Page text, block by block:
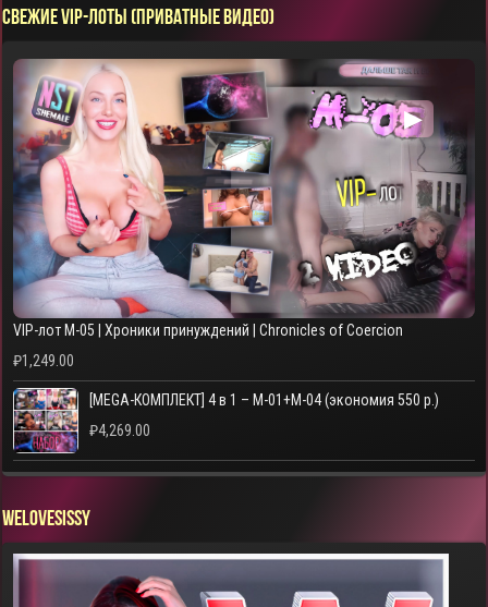
СВЕЖИЕ VIP-ЛОТЫ (ПРИВАТНЫЕ ВИДЕО)
▶
VIP-лот M-05 | Хроники принуждений | Chronicles of Coercion
₽1,249.00
[MEGA-КОМПЛЕКТ] 4 в 1 – M-01+M-04 (экономия 550 р.)
₽4,269.00
WELOVESISSY